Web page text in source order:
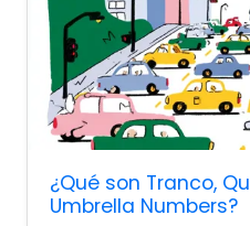
¿Qué son Tranco,
Umbrella Numbers?